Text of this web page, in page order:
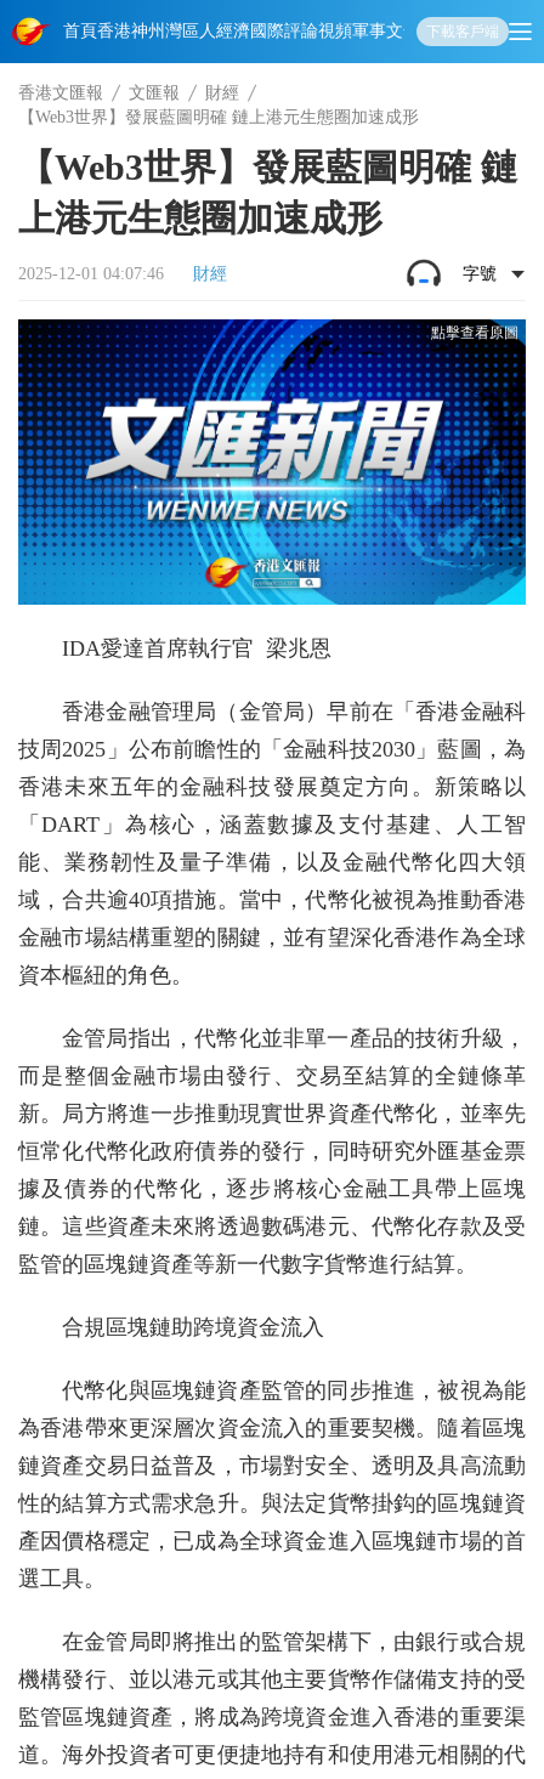
首頁香港神州 灣區人經濟國際評論視頻軍事文化 娛樂生活教育體
下載客戶端
香港文匯報 文匯報
財經
【Web3世界】發展藍圖明確 鏈上港元生態圈加速成形
【Web3世界】發展藍圖明確 鏈
上港元生態圈加速成形
2025-12-01 04:07:46 財經 字號
IDA愛達首席執行官 梁兆恩
香港金融管理局（金管局）早前在「香港金融科
技周2025」公布前瞻性的「金融科技2030」藍圖，為
香港未來五年的金融科技發展奠定方向。新策略以
「DART」為核心，涵蓋數據及支付基建、人工智
能、業務韌性及量子準備，以及金融代幣化四大領
域，合共逾40項措施。當中，代幣化被視為推動香港
金融市場結構重塑的關鍵，並有望深化香港作為全球
資本樞紐的角色。
金管局指出，代幣化並非單一產品的技術升級，
而是整個金融市場由發行、交易至結算的全鏈條革
新。局方將進一步推動現實世界資產代幣化，並率先
恒常化代幣化政府債券的發行，同時研究外匯基金票
據及債券的代幣化，逐步將核心金融工具帶上區塊
鏈。這些資產未來將透過數碼港元、代幣化存款及受
監管的區塊鏈資產等新一代數字貨幣進行結算。
合規區塊鏈助跨境資金流入
代幣化與區塊鏈資產監管的同步推進，被視為能
為香港帶來更深層次資金流入的重要契機。隨着區塊
鏈資產交易日益普及，市場對安全、透明及具高流動
性的結算方式需求急升。與法定貨幣掛鈎的區塊鏈資
產因價格穩定，已成為全球資金進入區塊鏈市場的首
選工具。
在金管局即將推出的監管架構下，由銀行或合規
機構發行、並以港元或其他主要貨幣作儲備支持的受
監管區塊鏈資產，將成為跨境資金進入香港的重要渠
道。海外投資者可更便捷地持有和使用港元相關的代